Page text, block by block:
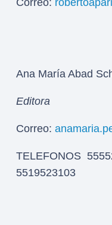
Ana María Abad
Editora
Correo:
TELEFONOS
5519523103